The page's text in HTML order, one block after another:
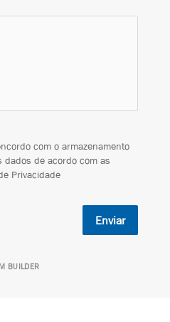
com o armazenamento
dados de acordo com as
Privacidade
Enviar
BUILDER